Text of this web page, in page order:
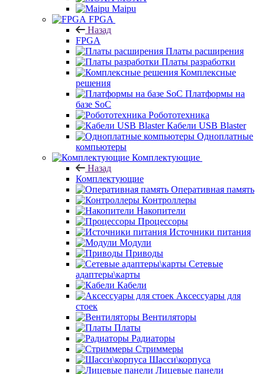
Maipu
FPGA
Назад
FPGA
Платы расширения
Платы разработки
Комплексные
решения
Платформы на
базе SoC
Робототехника
Кабели USB Blaster
Одноплатные
компьютеры
Комплектующие
Назад
Комплектующие
Оперативная память
Контроллеры
Накопители
Процессоры
Источники питания
Модули
Приводы
Сетевые
адаптеры\карты
Кабели
Аксессуары для
стоек
Вентиляторы
Платы
Радиаторы
Стриммеры
Шасси\корпуса
Лицевые панели